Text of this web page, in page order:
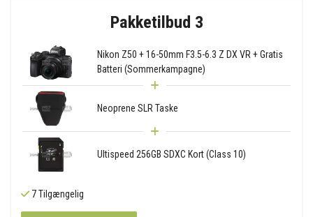
Pakketilbud 3
Nikon Z50 + 16-50mm F3.5-6.3 Z DX VR + Gratis
Batteri (Sommerkampagne)
Neoprene SLR Taske
Ultispeed 256GB SDXC Kort (Class 10)
7 Tilgængelig